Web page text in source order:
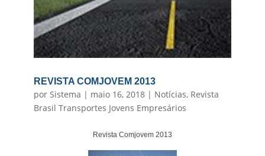
REVISTA COMJOVEM 2013
por Sistema | maio 16, 2018| Notícias, Revista
Brasil Transportes Jovens Empresários
Revista Comjovem 2013